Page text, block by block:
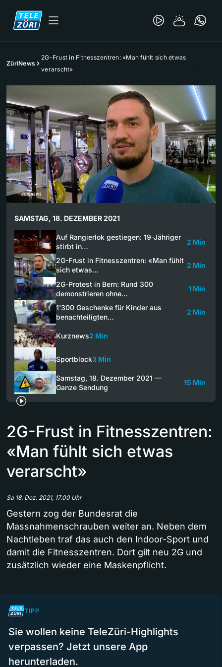
ZüriNews
2G-Frust in Fitnesszentren: «Man fühlt sich etwas
verarscht»
SAMSTAG, 18. DEZEMBER 2021
Auf Rangierlok gestiegen: 19-Jähriger
stirbt in…
2 Min
2G-Frust in Fitnesszentren: «Man fühlt
sich etwas…
2 Min
2G-Protest in Bern: Rund 300
demonstrieren ohne…
1 Min
1'300 Geschenke für Kinder aus
benachteiligten…
2 Min
Kurznews2 Min
Sportblock3 Min
Samstag, 18. Dezember 2021 —
Ganze Sendung
15 Min
2G-Frust in Fitnesszentren:
«Man fühlt sich etwas
verarscht»
Sa 18. Dez. 2021, 17.00 Uhr
Gestern zog der Bundesrat die
Massnahmenschrauben weiter an. Neben dem
Nachtleben traf das auch den Indoor-Sport und
damit die Fitnesszentren. Dort gilt neu 2G und
zusätzlich wieder eine Maskenpflicht.
TIPP
Sie wollen keine TeleZüri-Highlights
verpassen? Jetzt unsere App
herunterladen.